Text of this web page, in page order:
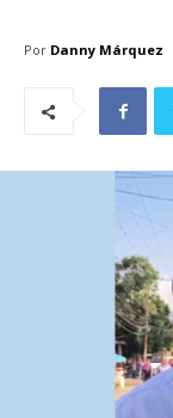
Por Danny Márquez